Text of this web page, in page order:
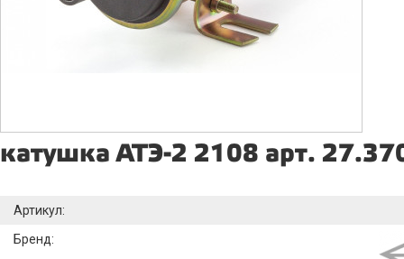
катушка АТЭ-2 2108 арт.
Артикул:
Бренд: